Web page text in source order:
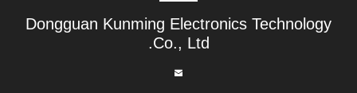
Dongguan Kunming Electronics Technology
Co., Ltd.